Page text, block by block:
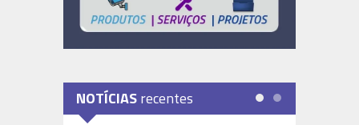
NOTÍCIASrecentes